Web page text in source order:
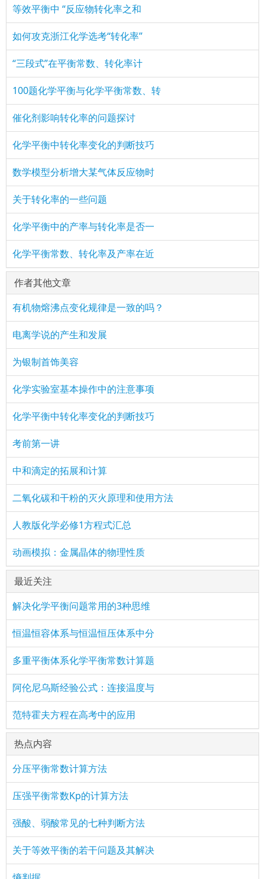
变：超级感谢，太赞了
等效平衡中 “反应物转化率之和
如何攻克浙江化学选考“转化率”
“三段式”在平衡常数、转化率计
100题化学平衡与化学平衡常数、转
催化剂影响转化率的问题探讨
化学平衡中转化率变化的判断技巧
数学模型分析增大某气体反应物时
关于转化率的一些问题
化学平衡中的产率与转化率是否一
化学平衡常数、转化率及产率在近
作者其他文章
有机物熔沸点变化规律是一致的吗？
电离学说的产生和发展
为银制首饰美容
化学实验室基本操作中的注意事项
化学平衡中转化率变化的判断技巧
考前第一讲
中和滴定的拓展和计算
二氧化碳和干粉的灭火原理和使用方法
人教版化学必修1方程式汇总
动画模拟：金属晶体的物理性质
最近关注
解决化学平衡问题常用的3种思维
恒温恒容体系与恒温恒压体系中分
多重平衡体系化学平衡常数计算题
阿伦尼乌斯经验公式：连接温度与
范特霍夫方程在高考中的应用
热点内容
分压平衡常数计算方法
压强平衡常数Kp的计算方法
强酸、弱酸常见的七种判断方法
关于等效平衡的若干问题及其解决